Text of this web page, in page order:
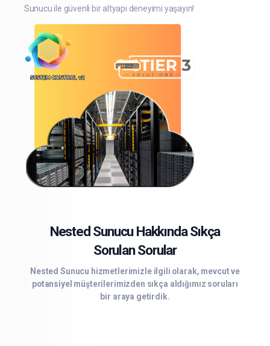
Sunucu ile güvenli bir altyapı deneyimi yaşayın!
Nested Sunucu Hakkında Sıkça
Sorulan Sorular
Nested Sunucu hizmetlerimizle ilgili olarak, mevcut ve
potansiyel müşterilerimizden sıkça aldığımız soruları
bir araya getirdik.